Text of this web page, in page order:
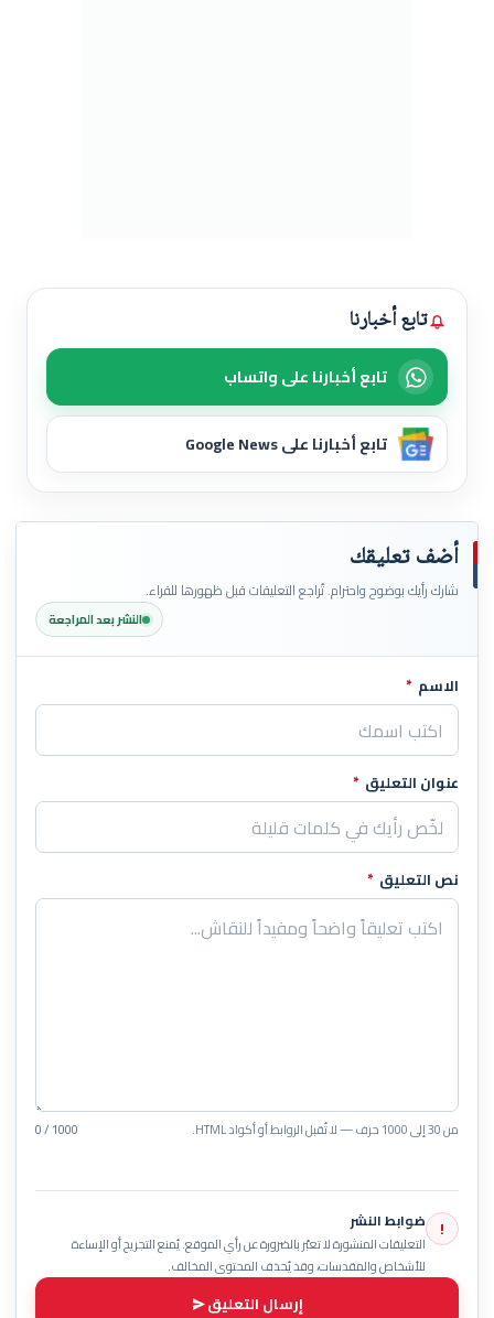
تابع أخبارنا
تابع أخبارنا على واتساب
تابع أخبارنا على Google News
أضف تعليقك
شارك رأيك بوضوح واحترام. تُراجع التعليقات قبل ظهورها للقراء.
النشر بعد المراجعة
اترك هذا الحقل فارغاً
الاسم *
عنوان التعليق *
نص التعليق *
من 30 إلى 1000 حرف — لا تُقبل الروابط أو أكواد HTML. 0 / 1000
! ضوابط النشر
التعليقات المنشورة لا تعبّر بالضرورة عن رأي الموقع. يُمنع التجريح أو الإساءة
للأشخاص والمقدسات، وقد يُحذف المحتوى المخالف.
إرسال التعليق